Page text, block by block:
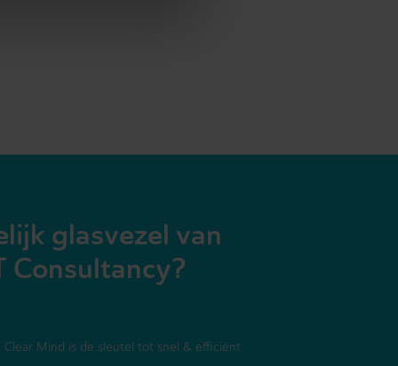
glasvezel van
Consultancy?
Clear Mind is de sleutel tot snel & efficiënt